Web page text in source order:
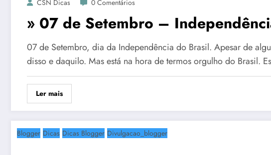
CSN Dicas 0 Comentários
» 07 de Setembro –
07 de Setembro, dia da Independência do Brasil. Apesar de
disso e daquilo. Mas está na hora de termos orgulho do Brasil.
Ler mais
Blogger Dicas Dicas Blogger Divulgacao_blogger